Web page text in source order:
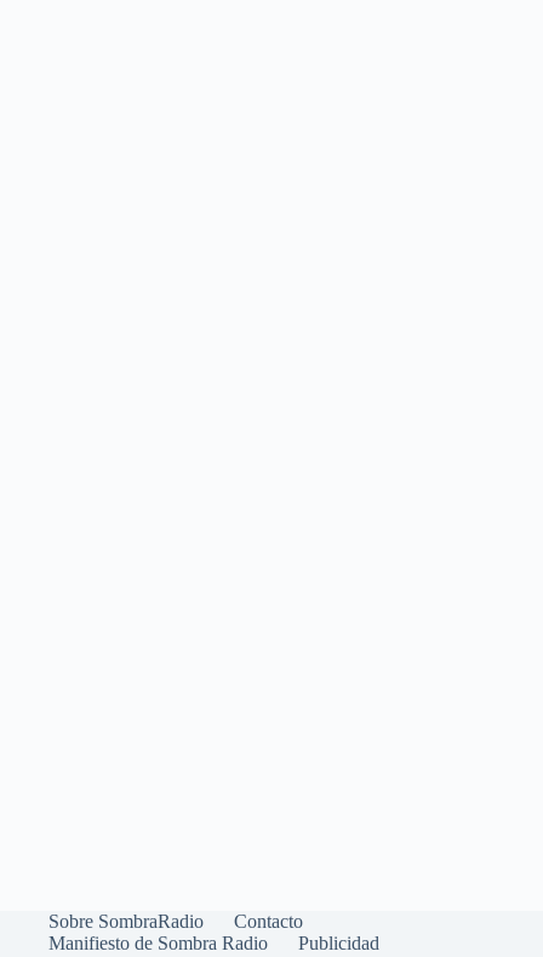
Sobre SombraRadio
Contacto
Manifiesto de Sombra Radio
Publicidad